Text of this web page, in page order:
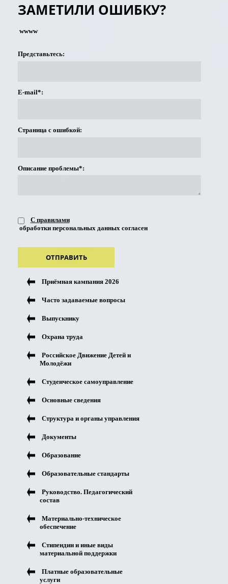
ЗАМЕТИЛИ ОШИБКУ?
wwww
Представьтесь:
E-mail*:
Страница с ошибкой:
Описание проблемы*:
С правилами
обработки персональных данных согласен
ОТПРАВИТЬ
Приёмная кампания 2026
Часто задаваемые вопросы
Выпускнику
Охрана труда
Российское Движение Детей и
Молодёжи
Студенческое самоуправление
Основные сведения
Структура и органы управления
Документы
Образование
Образовательные стандарты
Руководство. Педагогический
состав
Материально-техническое
обеспечение
Стипендии и иные виды
материальной поддержки
Платные образовательные
услуги